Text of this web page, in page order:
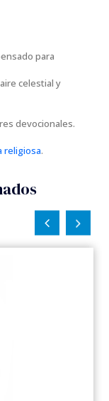
para
celestial y
devocionales.
religiosa.